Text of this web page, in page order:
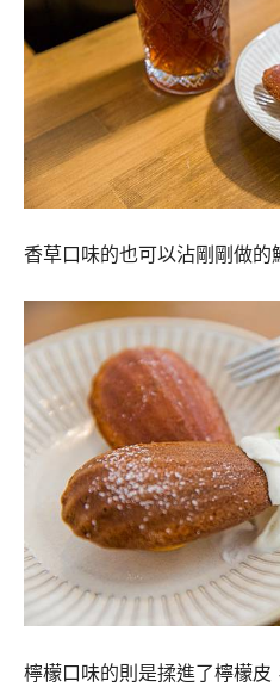
香草口味的也可以沾剛剛做的
檸檬口味的則是揉進了檸檬皮